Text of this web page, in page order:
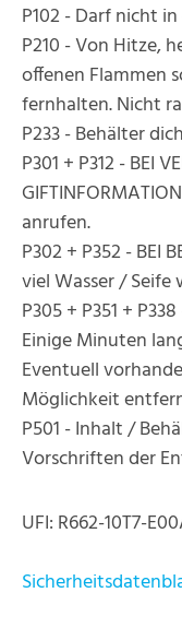
P102 - Darf nicht
P210 - Von Hitze,
offenen Flammen
fernhalten. Nicht
P233 - Behälter
P301 + P312 - BEI
anrufen.
P302 + P352 - BEI
viel Wasser / Seife
P305 + P351 +
Einige Minuten
Eventuell
Möglichkeit
P501 - Inhalt /
Vorschriften der
UFI: R662-10T7-